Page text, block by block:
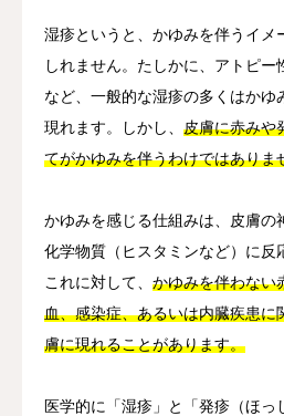
湿疹というと、かゆみを伴うイメ
しれません。たしかに、アトピー
など、一般的な湿疹の多くはかゆ
現れます。しかし、 皮膚に赤みや
てがかゆみを伴うわけではありま
かゆみを感じる仕組みは、皮膚の
化学物質（ヒスタミンなど）に反
これに対して、 かゆみを伴わない
血、感染症、あるいは内臓疾患に
膚に現れることがあります。
医学的に「湿疹」と「発疹（ほっ